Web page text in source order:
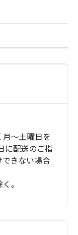
～土曜日を
に配送のご指
きない場合
。